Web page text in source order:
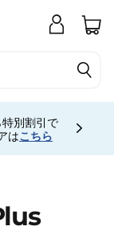
別割引で
はこちら